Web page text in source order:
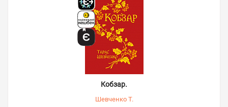
Кобзар.
Шевченко Т.